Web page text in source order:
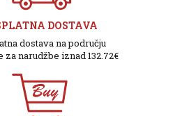
DOSTAVA
dostava na području
narudžbe iznad 132.72€